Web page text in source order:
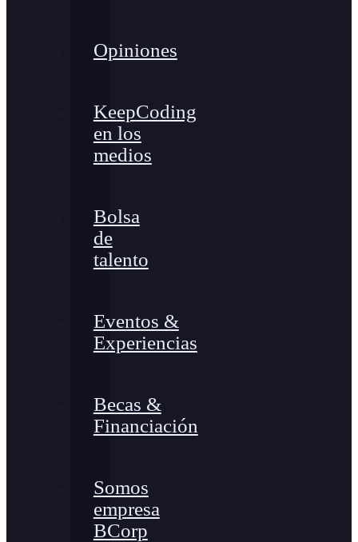
Opiniones
KeepCoding
en los
medios
Bolsa
de
talento
Eventos &
Experiencias
Becas &
Financiación
Somos
empresa
BCorp